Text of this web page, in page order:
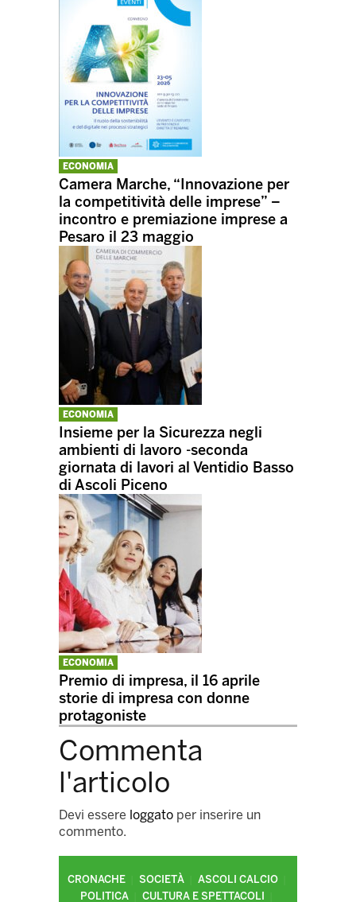
ECONOMIA
Camera Marche, “Innovazione per
la competitività delle imprese” –
incontro e premiazione imprese a
Pesaro il 23 maggio
ECONOMIA
Insieme per la Sicurezza negli
ambienti di lavoro -seconda
giornata di lavori al Ventidio Basso
di Ascoli Piceno
ECONOMIA
Premio di impresa, il 16 aprile
storie di impresa con donne
protagoniste
Commenta
l'articolo
Devi essere loggato per inserire un
commento.
CRONACHE SOCIETÀ
ASCOLI CALCIO
POLITICA
CULTURA E SPETTACOLI